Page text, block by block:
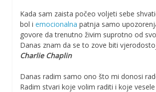
Kada sam zaista počeo voljeti sebe
bol i emocionalna patnja samo
govore da trenutno živim suprotno od
Danas znam da se to zove biti
Charlie Chaplin
Danas radim samo ono što mi donosi
Radim stvari koje volim raditi i koje